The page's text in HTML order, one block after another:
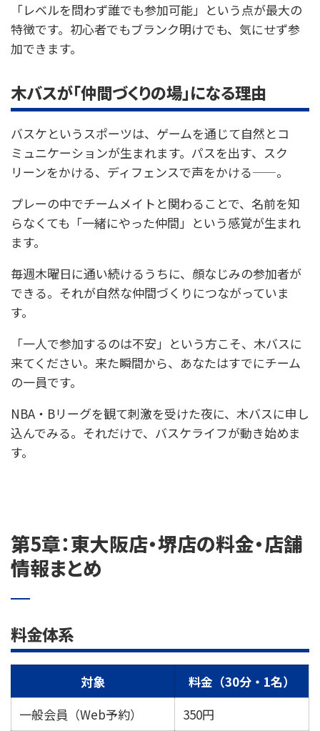
「レベルを問わず誰でも参加可能」という点が最大の
特徴です。初心者でもブランク明けでも、気にせず参
加できます。
木バスが「仲間づくりの場」になる理由
バスケというスポーツは、ゲームを通じて自然とコ
ミュニケーションが生まれます。パスを出す、スク
リーンをかける、ディフェンスで声をかける——。
プレーの中でチームメイトと関わることで、名前を知
らなくても「一緒にやった仲間」という感覚が生まれ
ます。
毎週木曜日に通い続けるうちに、顔なじみの参加者が
できる。それが自然な仲間づくりにつながっていま
す。
「一人で参加するのは不安」という方こそ、木バスに
来てください。来た瞬間から、あなたはすでにチーム
の一員です。
NBA・Bリーグを観て刺激を受けた夜に、木バスに申し
込んでみる。それだけで、バスケライフが動き始めま
す。
第5章：東大阪店・堺店の料金・店舗
情報まとめ
料金体系
対象
料金（30分・1名）
一般会員（Web予約）
350円